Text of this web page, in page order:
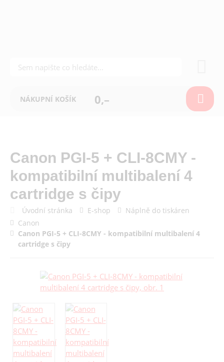
NÁKUPNÍ KOŠÍK 0,–
Canon PGI-5 + CLI-8CMY -
kompatibilní multibalení 4
cartridge s čipy
Úvodní stránka E-shop
Náplně do tiskáren
Canon
Canon PGI-5 + CLI-8CMY - kompatibilní multibalení 4
cartridge s čipy